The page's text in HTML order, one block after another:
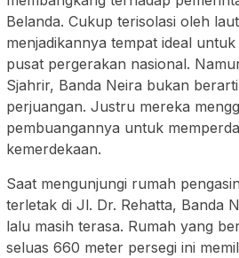
Belanda. Cukup terisolasi oleh
menjadikannya tempat ideal
pusat pergerakan nasional.
Sjahrir, Banda Neira bukan
perjuangan. Justru mereka
pembuangannya untuk
kemerdekaan.
Saat mengunjungi rumah
terletak di Jl. Dr. Rehatta, Banda
lalu masih terasa. Rumah yang
seluas 660 meter persegi ini